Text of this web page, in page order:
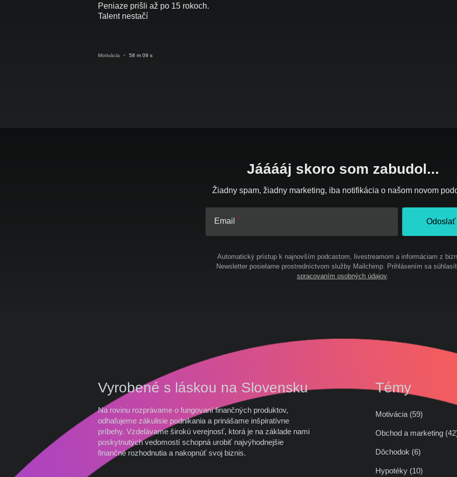
Peniaze prišli až po 15 rokoch.
Talent nestačí
Motivácia • 58 m 09 s
Jááááj skoro som zabudol...
Žiadny spam, žiadny marketing, iba notifikácia o našom novom
Email Odoslať
Automatický prístup k najnovším podcastom, livestreamom a informáciam z
Newsletter posielame prostredníctvom služby Mailchimp. Prihlásením sa
spracovaním osobných údajov.
Vyrobené s láskou na Slovensku
Na rovinu rozprávame o fungovaní finančných produktov,
odhaľujeme zákulisie podnikania a prinášame inšpiratívne
príbehy. Vzdelávame širokú verejnosť, ktorá je na základe nami
poskytnutých vedomostí schopná urobiť najvýhodnejšie
finančné rozhodnutia a nakopnúť svoj biznis.
Témy
Motivácia (59)
Obchod a
Dôchodok (6)
Hypotéky (10)